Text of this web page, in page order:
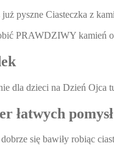
już pyszne Ciasteczka z
PRAWDZIWY kamień
dla dzieci na Dzień Ojca
łatwych
się bawiły robiąc